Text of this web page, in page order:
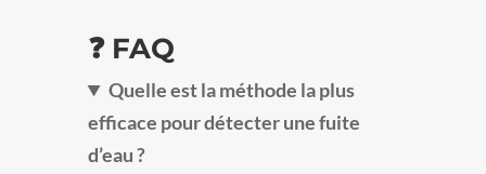
❓ FAQ
Quelle est la méthode la plus
efficace pour détecter une fuite
d’eau ?